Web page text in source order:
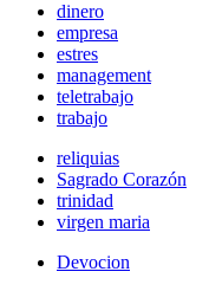
dinero
empresa
estres
management
teletrabajo
trabajo
reliquias
Sagrado Corazón
trinidad
virgen maria
Devocion